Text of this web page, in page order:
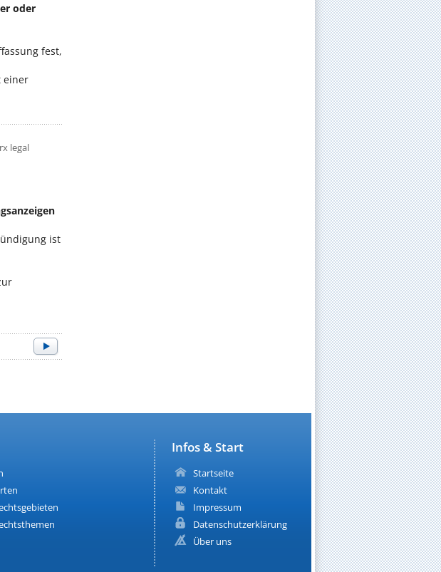
oder
fest,
einer
legal
ist
Infos & Start
Startseite
Kontakt
Impressum
Datenschutzerklärung
Über uns